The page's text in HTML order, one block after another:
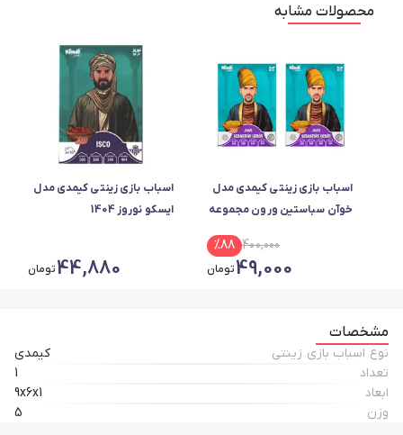
محصولات مشابه
اسباب بازی زینتی کیمدی مدل
خوآن سباستین ورون مجموعه
400,000
%88
49,000تومان
اسباب بازی زینتی کیمدی مدل
ایسکو نوروز 1404
44,880تومان
مشخصات
نوع اسباب بازی زینتی
کیمدی
تعداد
1
ابعاد
9x6x1
وزن
5